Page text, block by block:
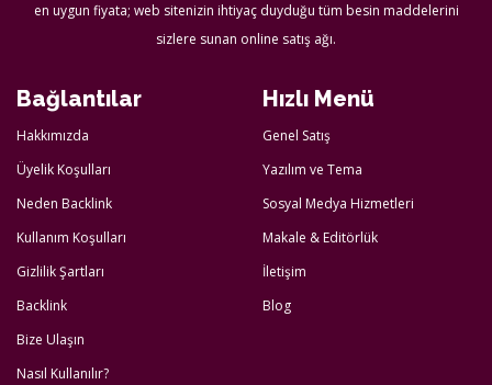
en uygun fiyata; web sitenizin ihtiyaç duyduğu tüm besin maddelerini
sizlere sunan online satış ağı.
Bağlantılar
Hakkımızda
Üyelik Koşulları
Neden Backlink
Kullanım Koşulları
Gizlilik Şartları
Backlink
Bize Ulaşın
Nasıl Kullanılır?
Hızlı Menü
Genel Satış
Yazılım ve Tema
Sosyal Medya Hizmetleri
Makale & Editörlük
İletişim
Blog